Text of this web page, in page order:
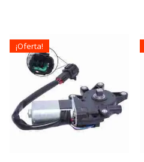
$18.990.
¡Oferta!